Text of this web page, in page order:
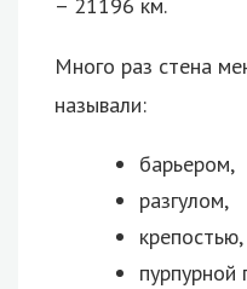
– 21196 км.
Много раз стена
называли:
барьером,
разгулом,
крепостью,
пурпурной